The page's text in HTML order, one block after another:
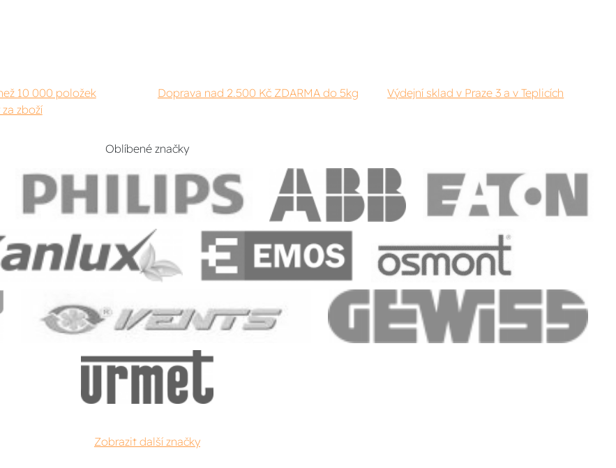
10 000 položek Doprava nad 2.500 Kč ZDARMA do 5kg
Výdejní sklad v Praze 3 a v Teplicích
zboží
Oblíbené značky
Zobrazit další značky